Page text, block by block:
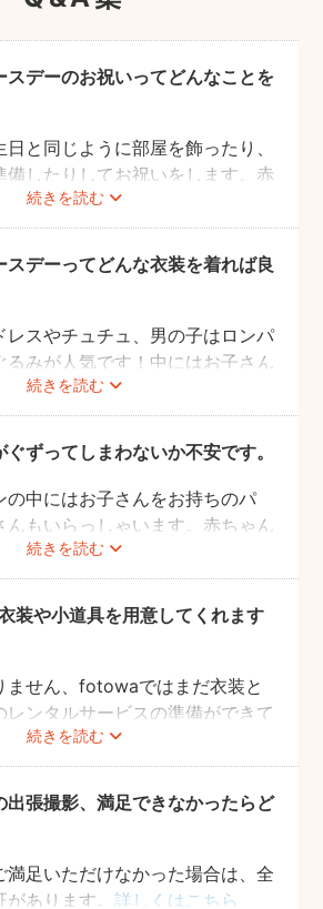
スデーのお祝いってどんなことを
続きを読む
と同じように部屋を飾ったり、
備したりしてお祝いをします。赤
ーキが食べられないため、最近で
見立てた離乳食なども人気です。
宅で撮影の場合、お部屋の一角を
るように飾りつけるとよりおしゃ
撮れますよ♩
スデーってどんな衣装を着れば良
続きを読む
レスやチュチュ、男の子はロンパ
るみが人気です！中にはお子さん
じられるように、あえて1歳児が
の大きめのお洋服で撮影する方も
います。
ウンやヘアバンドなど飾りがある
日感が出るのでおすすめですよ。
ずってしまわないか不安です。
続きを読む
の中にはお子さんをお持ちのパ
んもいらっしゃいます。赤ちゃん
も上手なので、写真撮影が不安の
カメラマンにご相談してみてくだ
装や小道具を用意してくれます
続きを読む
ません、fotowaではまだ衣装と
レンタルサービスの準備ができて
ので、お客様ご自身にご用意をお
ります。
出張撮影、満足できなかったらど
満足いただけなかった場合は、全
があります。詳しくはこちら